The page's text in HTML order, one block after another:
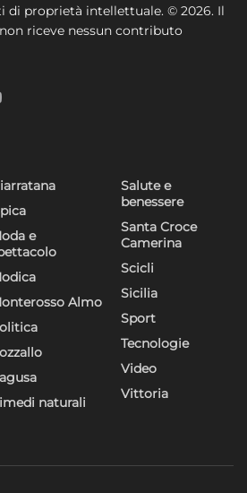
di proprietà intellettuale. © 2026. Il
riceve nessun contributo
e
Almo
naturali
Salute e
benessere
Santa Croce
Camerina
Scicli
Sicilia
Sport
Tecnologie
Video
Vittoria